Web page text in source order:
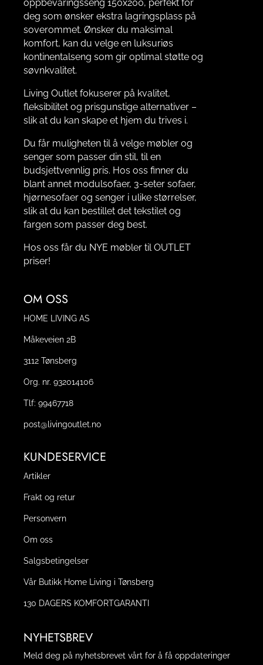
oppbevaringsseng 150x200, perfekt for
deg som ønsker ekstra lagringsplass på
soverommet. Ønsker du maksimal
komfort, kan du velge en luksuriøs
kontinentalseng som gir optimal støtte og
søvnkvalitet.
Living Outlet fokuserer på kvalitet,
fleksibilitet og prisgunstige alternativer –
slik at du kan skape et hjem du trives i.
Du får muligheten til å velge møbler og
senger som passer din stil, til en
budsjettvennlig pris. Hos oss finner du
blant annet modulsofaer, 3-seter sofaer,
hjørnesofaer og senger i ulike størrelser,
slik at du kan bestillet det tekstilet og
fargen som passer deg best.
Hos oss får du NYE møbler til OUTLET
priser!
OM OSS
HOME LIVING AS
Måkeveien 2B
3112 Tønsberg
Org. nr. 932014106
Tlf: 99467718
post@livingoutlet.no
KUNDESERVICE
Artikler
Frakt og retur
Personvern
Om oss
Salgsbetingelser
Vår Butikk Home Living i Tønsberg
130 DAGERS KOMFORTGARANTI
NYHETSBREV
Meld deg på nyhetsbrevet vårt for å få oppdateringer